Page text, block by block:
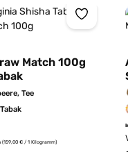
Match 100g
Tee
(159,00 € / 1 Kilogramm)